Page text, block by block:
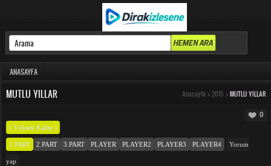
ANASAYFA
MUTLU YILLAR Anasayfa > 2015 > MUTLU YILLAR
0
( Yüksek Kalite )
1.PART 2.PART 3.PART PLAYER PLAYER2 PLAYER3 PLAYER4 Yorum
yap